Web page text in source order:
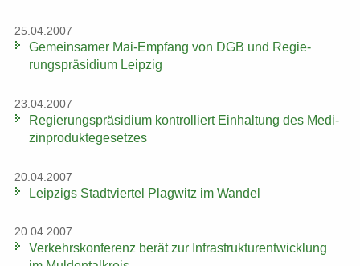
25.04.2007
Ge­mein­sa­mer Mai-​Empfang von DGB und Re­gie­
rungs­prä­si­di­um Leip­zig
23.04.2007
Re­gie­rungs­prä­si­di­um kon­trol­liert Ein­hal­tung des Me­di­
zin­pro­duk­te­ge­set­zes
20.04.2007
Leip­zigs Stadt­vier­tel Plag­witz im Wan­del
20.04.2007
Ver­kehrs­kon­fe­renz berät zur In­fra­struk­tur­ent­wick­lung